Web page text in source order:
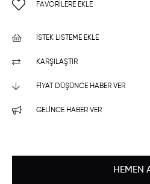
FAVORILERE EKLE
İSTEK LISTEME EKLE
KARŞILAŞTIR
FIYAT DÜŞÜNCE HABER VER
GELINCE HABER VER